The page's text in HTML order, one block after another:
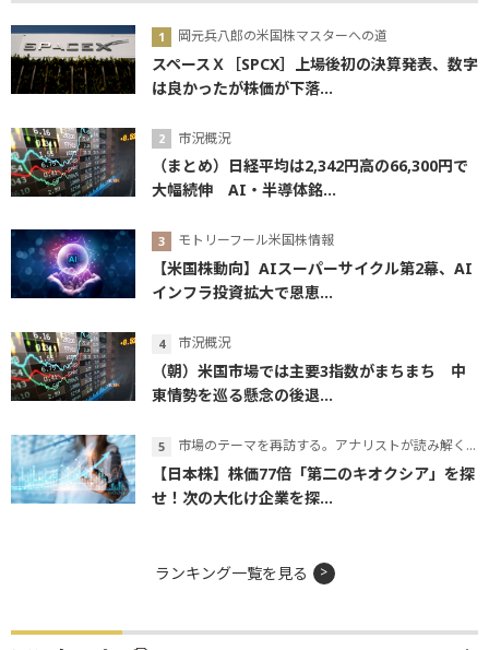
岡元兵八郎の米国株マスターへの道
スペースＸ［SPCX］上場後初の決算発表、数字
は良かったが株価が下落...
市況概況
（まとめ）日経平均は2,342円高の66,300円で
大幅続伸 AI・半導体銘...
モトリーフール米国株情報
【米国株動向】AIスーパーサイクル第2幕、AI
インフラ投資拡大で恩恵...
市況概況
（朝）米国市場では主要3指数がまちまち 中
東情勢を巡る懸念の後退...
市場のテーマを再訪する。アナリストが読み解くテーマの本質
【日本株】株価77倍「第二のキオクシア」を探
せ！次の大化け企業を探...
ランキング一覧を見る